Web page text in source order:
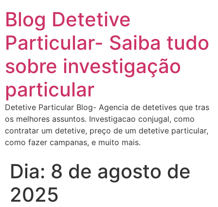
Blog Detetive
Particular- Saiba tudo
sobre investigação
particular
Detetive Particular Blog- Agencia de detetives que tras
os melhores assuntos. Investigacao conjugal, como
contratar um detetive, preço de um detetive particular,
como fazer campanas, e muito mais.
Dia: 8 de agosto de
2025